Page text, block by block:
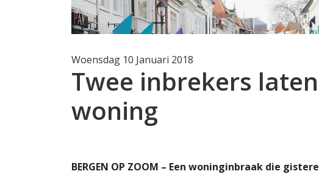
Woensdag 10 Januari 2018
Twee inbrekers
woning
BERGEN OP ZOOM – Een woninginbraak die